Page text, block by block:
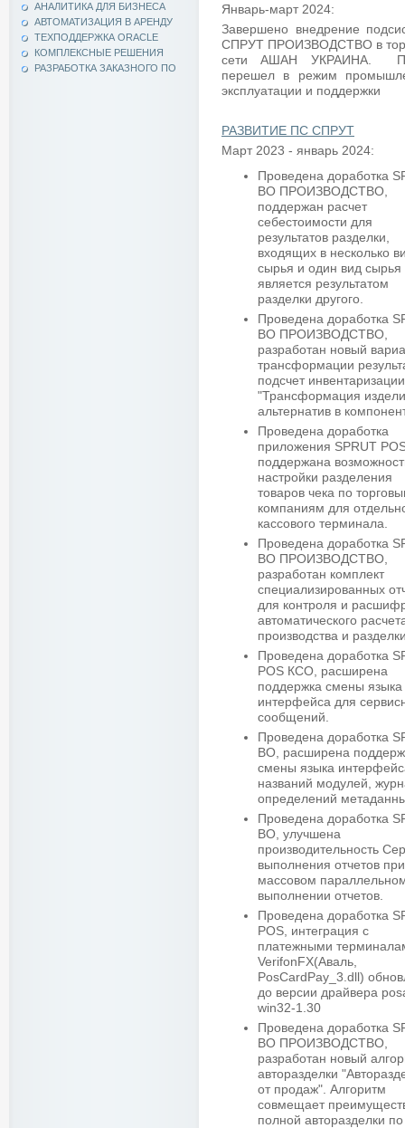
АНАЛИТИКА ДЛЯ БИЗНЕСА
АВТОМАТИЗАЦИЯ В АРЕНДУ
ТЕХПОДДЕРЖКА ORACLE
КОМПЛЕКСНЫЕ РЕШЕНИЯ
РАЗРАБОТКА ЗАКАЗНОГО ПО
Январь-март 2024:
Завершено внедрение
СПРУТ ПРОИЗВОДСТВО в
сети АШАН УКРАИНА.
перешел в режим
эксплуатации и поддержки
РАЗВИТИЕ ПС СПРУТ
Март 2023 - январь 2024:
Проведена доработка
BO ПРОИЗВОДСТВО,
поддержан расчет
себестоимости для
результатов разделки,
входящих в несколько
сырья и один вид сырья
является результатом
разделки другого.
Проведена доработка
BO ПРОИЗВОДСТВО,
разработан новый
трансформации
подсчет инвентаризации
"Трансформация
альтернатив в
Проведена доработка
приложения SPRUT
поддержана
настройки разделения
товаров чека по
компаниям для
кассового терминала.
Проведена доработка
BO ПРОИЗВОДСТВО,
разработан комплект
специализированных
для контроля и
автоматического
производства и
Проведена доработка
POS КСО, расширена
поддержка смены языка
интерфейса для
сообщений.
Проведена доработка
BO, расширена
смены языка
названий модулей,
определений
Проведена доработка
BO, улучшена
производительность
выполнения отчетов при
массовом
выполнении отчетов.
Проведена доработка
POS, интеграция с
платежными
VerifonFX(Аваль,
PosCardPay_3.dll)
до версии драйвера
win32-1.30
Проведена доработка
BO ПРОИЗВОДСТВО,
разработан новый
авторазделки
от продаж". Алгоритм
совмещает
полной авторазделки по